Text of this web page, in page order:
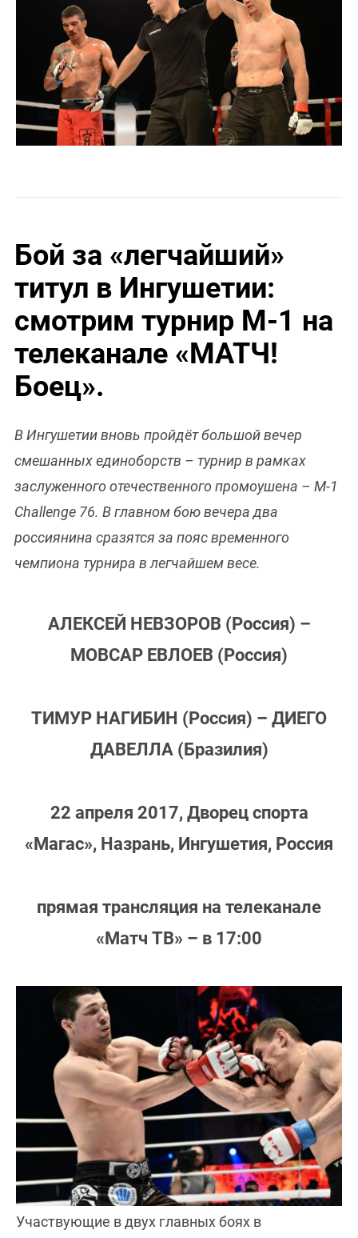
Бой за «легчайший»
титул в Ингушетии:
смотрим турнир М-1 на
телеканале «МАТЧ!
Боец».
В Ингушетии вновь пройдёт большой вечер
смешанных единоборств – турнир в рамках
заслуженного отечественного промоушена – М-1
Challenge 76. В главном бою вечера два
россиянина сразятся за пояс временного
чемпиона турнира в легчайшем весе.
АЛЕКСЕЙ НЕВЗОРОВ (Россия) –
МОВСАР ЕВЛОЕВ (Россия)
ТИМУР НАГИБИН (Россия) – ДИЕГО
ДАВЕЛЛА (Бразилия)
22 апреля 2017, Дворец спорта
«Магас», Назрань, Ингушетия, Россия
прямая трансляция на телеканале
«Матч ТВ» – в 17:00
Участвующие в двух главных боях в